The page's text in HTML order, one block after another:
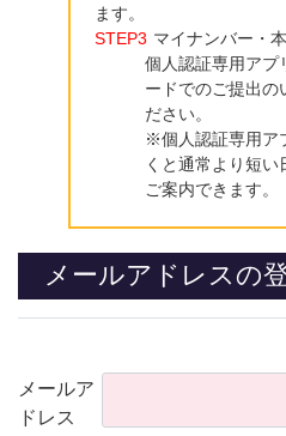
ます。
STEP3 マイナンバー・
個人認証専用アプ
ードでのご提出の
ださい。
※個人認証専用ア
くと通常より短
ご案内できます。
メールアドレスの
メールア
ドレス